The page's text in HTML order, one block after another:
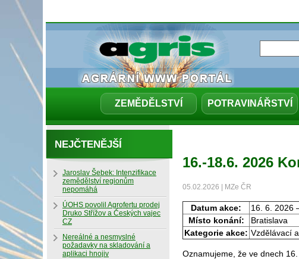
ZEMĚDĚLSTVÍ POTRAVINÁŘSTVÍ
16.-18.6. 2026
05.02.2026 | MZe ČR
Datum akce:
16. 6. 2026
Místo konání:
Bratislava
Kategorie akce: Vzdělávací
Oznamujeme, že ve dnech
NEJČTENĚJŠÍ
Jaroslav Šebek: Intenzifikace
zemědělství regionům
nepomáhá
ÚOHS povolil Agrofertu prodej
Druko Střížov a Českých vajec
CZ
Nereálné a nesmyslné
požadavky na skladování a
aplikaci hnojiv